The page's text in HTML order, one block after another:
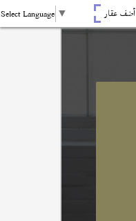
أضف عقار Select Language ▼